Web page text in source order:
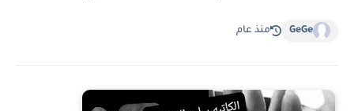
GeGe منذ عام